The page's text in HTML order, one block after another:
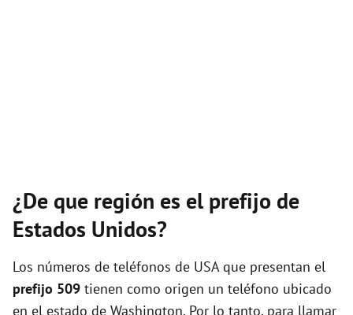
¿De que región es el prefijo de
Estados Unidos?
Los números de teléfonos de USA que presentan el
prefijo 509 tienen como origen un teléfono ubicado
en el estado de Washington. Por lo tanto, para llamar